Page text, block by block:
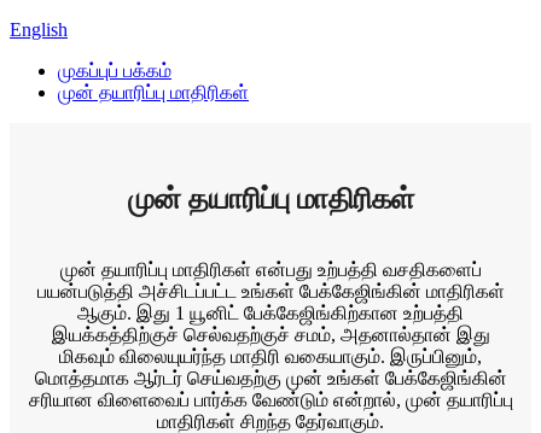
English
முகப்புப் பக்கம்
முன் தயாரிப்பு மாதிரிகள்
முன் தயாரிப்பு மாதிரிகள்
முன் தயாரிப்பு மாதிரிகள் என்பது உற்பத்தி வசதிகளைப்
பயன்படுத்தி அச்சிடப்பட்ட உங்கள் பேக்கேஜிங்கின் மாதிரிகள்
ஆகும். இது 1 யூனிட் பேக்கேஜிங்கிற்கான உற்பத்தி
இயக்கத்திற்குச் செல்வதற்குச் சமம், அதனால்தான் இது
மிகவும் விலையுயர்ந்த மாதிரி வகையாகும். இருப்பினும்,
மொத்தமாக ஆர்டர் செய்வதற்கு முன் உங்கள் பேக்கேஜிங்கின்
சரியான விளைவைப் பார்க்க வேண்டும் என்றால், முன் தயாரிப்பு
மாதிரிகள் சிறந்த தேர்வாகும்.